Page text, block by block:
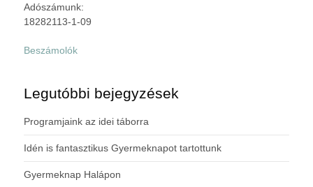
Adószámunk:
18282113-1-09
Beszámolók
Legutóbbi bejegyzések
Programjaink az idei táborra
Idén is fantasztikus Gyermeknapot tartottunk
Gyermeknap Halápon